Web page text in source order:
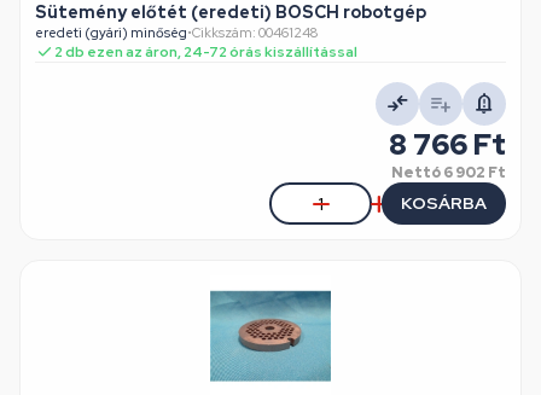
Sütemény előtét (eredeti) BOSCH robotgép
eredeti (gyári) minőség•Cikkszám: 00461248
2 db ezen az áron, 24-72 órás kiszállítással
8 766 Ft
Nettó6 902 Ft
KOSÁRBA